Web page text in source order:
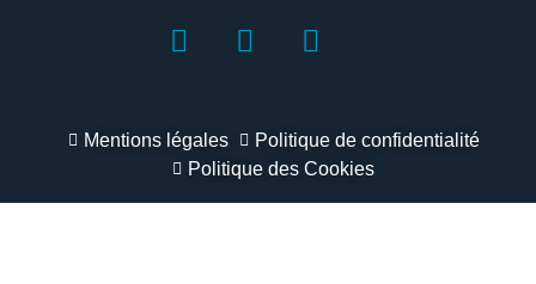
Mentions légales
Politique de confidentialité
Politique des Cookies